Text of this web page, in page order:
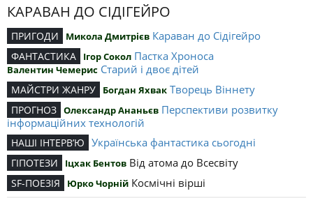
КАРАВАН ДО СІДІГЕЙРО
ПРИГОДИ Микола Дмитрієв Караван до Сідігейро
ФАНТАСТИКА Ігор Сокол Пастка Хроноса
Валентин Чемерис Старий і двоє дітей
МАЙСТРИ ЖАНРУ Богдан Яхвак Творець Віннету
ПРОГНОЗ Олександр Ананьєв Перспективи розвитку
інформаційних технологій
НАШІ ІНТЕРВ’Ю Українська фантастика сьогодні
ГІПОТЕЗИ Іцхак Бентов Від атома до Всесвіту
SF-ПОЕЗІЯ Юрко Чорній Космічні вірші